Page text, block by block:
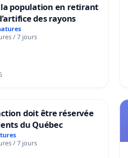
population en retirant
des rayons
/ 7 jours
doit être réservée
du Québec
/ 7 jours